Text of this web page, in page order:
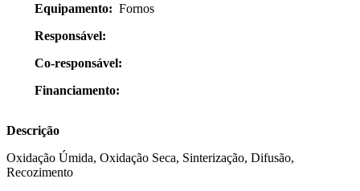
Equipamento: Fornos
Responsável:
Co-responsável:
Financiamento:
Descrição
Oxidação Úmida, Oxidação Seca, Sinterização, Difusão,
Recozimento